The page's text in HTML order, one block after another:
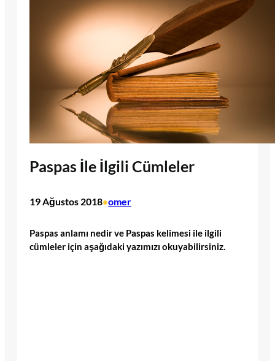
Paspas İle İlgili Cümleler
19 Ağustos 2018•omer
Paspas anlamı nedir ve Paspas kelimesi ile ilgili
cümleler için aşağıdaki yazımızı okuyabilirsiniz.